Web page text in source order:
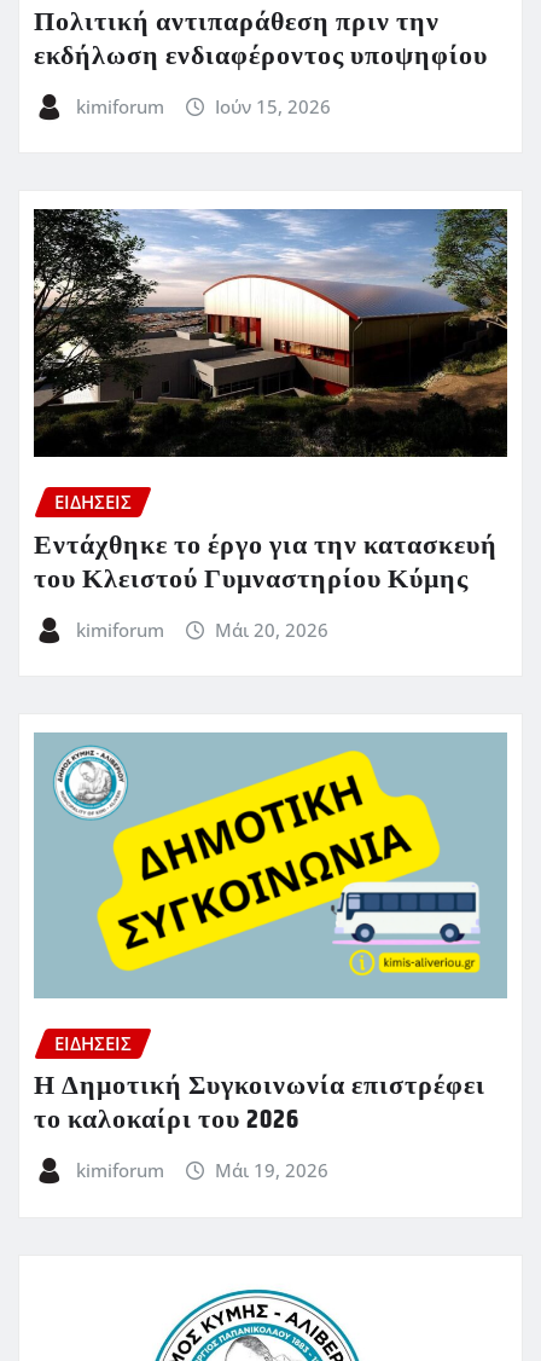
Πολιτική αντιπαράθεση πριν την
εκδήλωση ενδιαφέροντος υποψηφίου
kimiforum Ιούν 15, 2026
ΕΙΔΗΣΕΙΣ
Εντάχθηκε το έργο για την κατασκευή
του Κλειστού Γυμναστηρίου Κύμης
kimiforum Μάι 20, 2026
ΕΙΔΗΣΕΙΣ
Η Δημοτική Συγκοινωνία επιστρέφει
το καλοκαίρι του 2026
kimiforum Μάι 19, 2026